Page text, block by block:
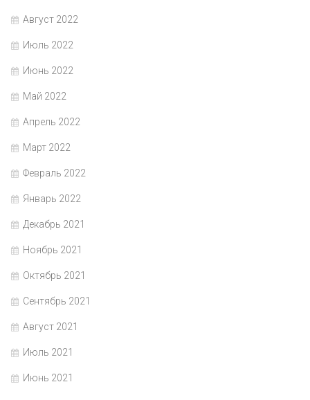
Август 2022
Июль 2022
Июнь 2022
Май 2022
Апрель 2022
Март 2022
Февраль 2022
Январь 2022
Декабрь 2021
Ноябрь 2021
Октябрь 2021
Сентябрь 2021
Август 2021
Июль 2021
Июнь 2021